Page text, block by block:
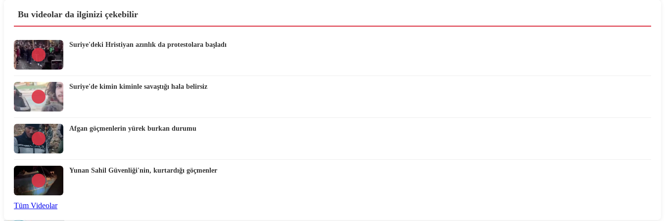
Bu videolar da ilginizi çekebilir
Suriye'deki Hristiyan azınlık da protestolara başladı
Suriye'de kimin kiminle savaştığı hala belirsiz
Afgan göçmenlerin yürek burkan durumu
Yunan Sahil Güvenliği'nin, kurtardığı göçmenler
Tüm Videolar